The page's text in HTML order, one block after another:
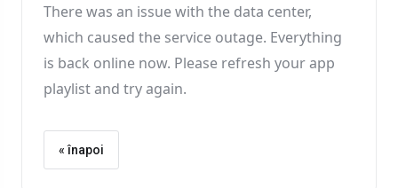
There was an issue with the data center,
which caused the service outage. Everything
is back online now. Please refresh your app
playlist and try again.
« înapoi